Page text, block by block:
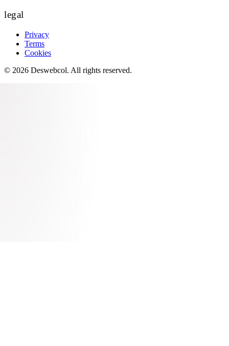
legal
Privacy
Terms
Cookies
© 2026 Deswebcol. All rights reserved.